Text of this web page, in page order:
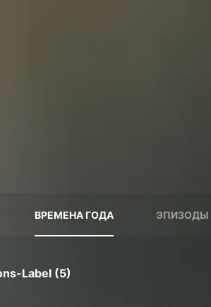
ВРЕМЕНА ГОДА ЭПИЗОДЫ
Label (5)